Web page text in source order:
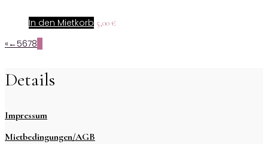
In den Mietkorb 5,00 €
«←5678
Details
Impressum
Mietbedingungen/AGB